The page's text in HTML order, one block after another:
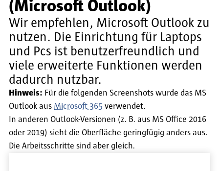
(Microsoft Outlook)
Wir empfehlen, Microsoft Outlook zu
nutzen. Die Einrichtung für Laptops
und Pcs ist benutzerfreundlich und
viele erweiterte Funktionen werden
dadurch nutzbar.
Hinweis: Für die folgenden Screenshots wurde das MS
Outlook aus Microsoft 365 verwendet.
In anderen Outlook-Versionen (z. B. aus MS Office 2016
oder 2019) sieht die Oberfläche geringfügig anders aus.
Die Arbeitsschritte sind aber gleich.